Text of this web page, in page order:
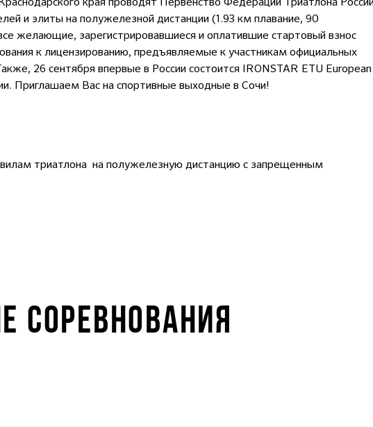
и элиты на полужелезной дистанции (1.93 км плавание, 90
желающие, зарегистрировавшиеся и оплатившие стартовый взнос
к лицензированию, предъявляемые к участникам официальных
26 сентября впервые в России состоится IRONSTAR ETU European
Приглашаем Вас на спортивные выходные в Сочи!
триатлона на полужелезную дистанцию с запрещенным
СОРЕВНОВАНИЯ